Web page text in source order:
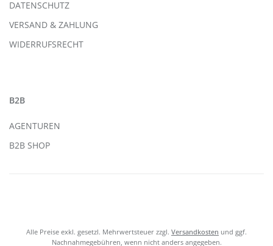
DATENSCHUTZ
VERSAND & ZAHLUNG
WIDERRUFSRECHT
B2B
AGENTUREN
B2B SHOP
Alle Preise exkl. gesetzl. Mehrwertsteuer zzgl. Versandkosten und ggf.
Nachnahmegebühren, wenn nicht anders angegeben.